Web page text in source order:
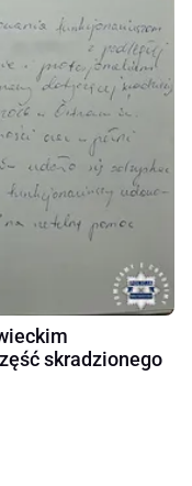
skradzionego